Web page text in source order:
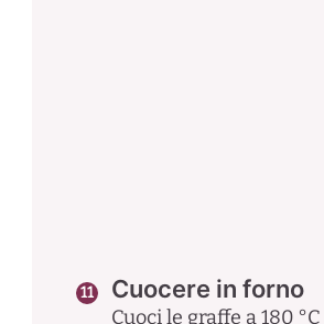
Cuocere in forno
Cuoci le graffe a 180